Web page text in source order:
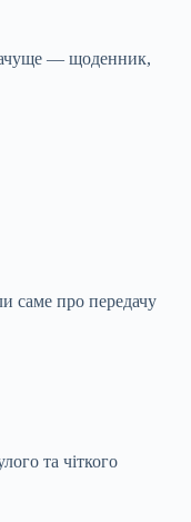
— щоденник,
саме про передачу
та чіткого